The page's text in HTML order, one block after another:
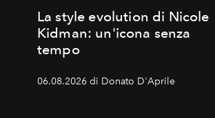
La style evolution di Nicole
Kidman: un'icona senza
tempo
06.08.2026 di Donato D'Aprile